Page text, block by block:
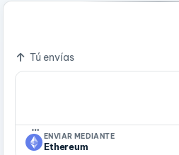
Tú envías
…
ENVIAR MEDIANTE
Ethereum